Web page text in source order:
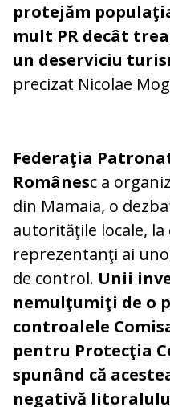
protejăm
mult PR decât
un deserviciu
precizat Nicolae
Federaţia
Românesc a
din Mamaia, o
autorităţile locale,
reprezentanţi ai
de control. Unii
nemulţumiţi de o
controalele
pentru Protecţia
spunând că
negativă